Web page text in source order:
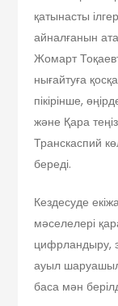
қатынасты
айналғанын
Жомарт
нығайтуға
пікірінше,
және Қара
Транскаспий
береді.
Кездесуде
мәселелері
цифрландыру,
ауыл
баса мән